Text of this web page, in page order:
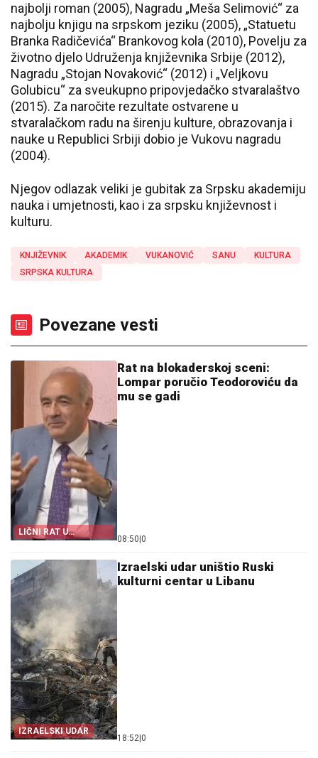
najbolji roman (2005), Nagradu „Meša Selimović“ za
najbolju knjigu na srpskom jeziku (2005), „Statuetu
Branka Radičevića“ Brankovog kola (2010), Povelju za
životno djelo Udruženja književnika Srbije (2012),
Nagradu „Stojan Novaković“ (2012) i „Veljkovu
Golubicu“ za sveukupno pripovjedačko stvaralaštvo
(2015). Za naročite rezultate ostvarene u
stvaralačkom radu na širenju kulture, obrazovanja i
nauke u Republici Srbiji dobio je Vukovu nagradu
(2004).
Njegov odlazak veliki je gubitak za Srpsku akademiju
nauka i umjetnosti, kao i za srpsku književnost i
kulturu.
KNJIŽEVNIK AKADEMIK VUKANOVIĆ SANU
KULTURA
SRPSKA KULTURA
Povezane vesti
LIČNI RAT U
OPOZICIJI
Rat na blokaderskoj sceni:
Lompar poručio Teodoroviću da
mu se gadi
08:50 0
IZRAELSKI UDAR
Izraelski udar uništio Ruski
kulturni centar u Libanu
18:52 0